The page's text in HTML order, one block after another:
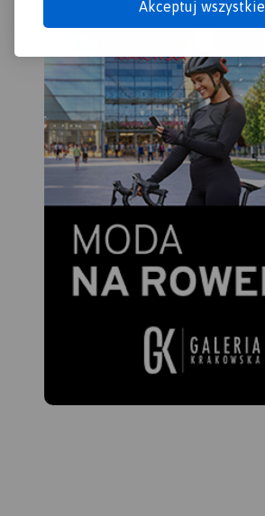
Akceptuj wszystkie
Tucholskich. W przybliżeniu
Kociewie zajmuje obszar
starogardzkiego,
tczewskiego i północnej
części świeckiego,
zamieszkany przez ok. 350
tys. mieszkańców. Część
mieszkańców regionu